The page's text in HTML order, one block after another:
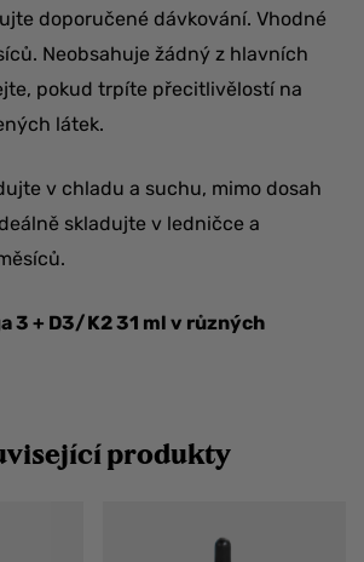
doporučené dávkování. Vhodné
Neobsahuje žádný z hlavních
pokud trpíte přecitlivělostí na
látek.
v chladu a suchu, mimo dosah
skladujte v ledničce a
3 + D3/K2 31 ml v různých
produkty